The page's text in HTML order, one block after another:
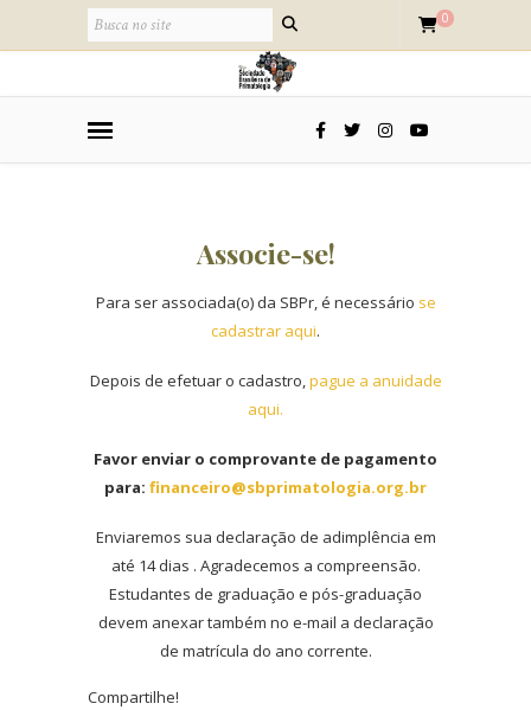
0
Associe-se!
Para ser associada(o) da SBPr, é necessário se
cadastrar aqui.
Depois de efetuar o cadastro,pague a anuidade
aqui.
Favor enviar o comprovante de pagamento
para: financeiro@sbprimatologia.org.br
Enviaremos sua declaração de adimplência em
até 14 dias . Agradecemos a compreensão.
Estudantes de graduação e pós-graduação
devem anexar também no e-mail a declaração
de matrícula do ano corrente.
Compartilhe!